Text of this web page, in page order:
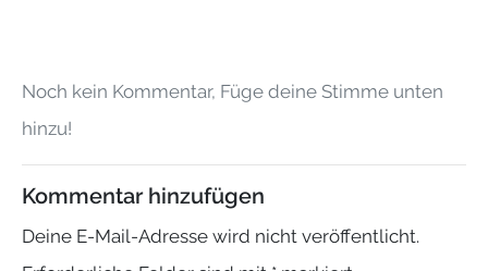
Noch kein Kommentar, Füge deine Stimme unten
hinzu!
Kommentar hinzufügen
Deine E-Mail-Adresse wird nicht veröffentlicht.